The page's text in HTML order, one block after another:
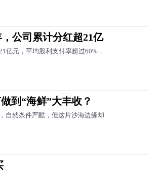
公司累计分红超21亿
亿元，平均股利支付率超过60%，
到“海鲜”大丰收？
自然条件严酷，但这片沙海边缘却